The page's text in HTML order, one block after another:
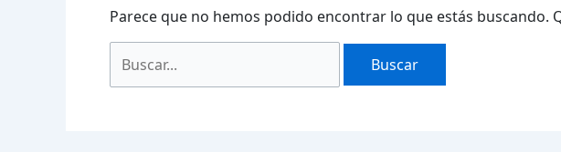
Parece que no hemos podido encontrar lo que estás buscando.